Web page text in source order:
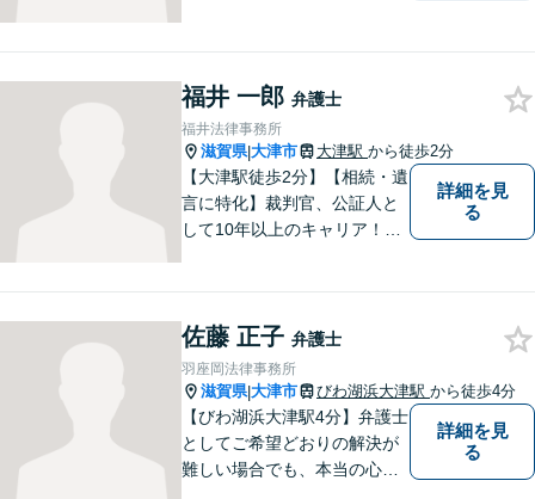
て、スピード感のあるシーム
レスな対応を実現します。
福井 一郎 弁護士
福井法律事務所
滋賀県|大津市 大津駅 から徒歩2分
【大津駅徒歩2分】【相続・遺
言に特化】裁判官、公証人と
して10年以上のキャリア！親
抱えるお気持ちやご希望をぜ
ひお聞かせください！
詳細を見
る
佐藤 正子 弁護士
羽座岡法律事務所
滋賀県|大津市 びわ湖浜大津駅 から徒歩4分
【びわ湖浜大津駅4分】弁護士
としてご希望どおりの解決が
難しい場合でも、本当の心の
詳細を見
る